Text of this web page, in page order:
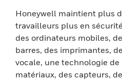
Honeywell maintient plus
travailleurs plus en
des ordinateurs mobiles,
barres, des imprimantes,
vocale, une technologie
matériaux, des capteurs,